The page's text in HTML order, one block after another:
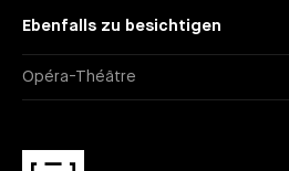
Ebenfalls zu besichtigen
Opéra-Théâtre